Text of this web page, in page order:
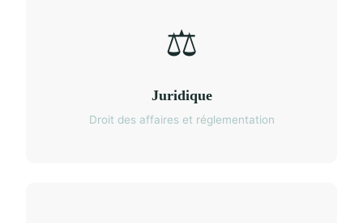
⚖️
Juridique
Droit des affaires et réglementation